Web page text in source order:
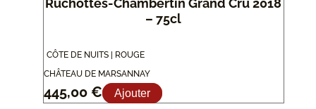
Ruchottes-Chambertin Grand Cru 2018
– 75cl
CÔTE DE NUITS | ROUGE
CHÂTEAU DE MARSANNAY
445,00 € Ajouter